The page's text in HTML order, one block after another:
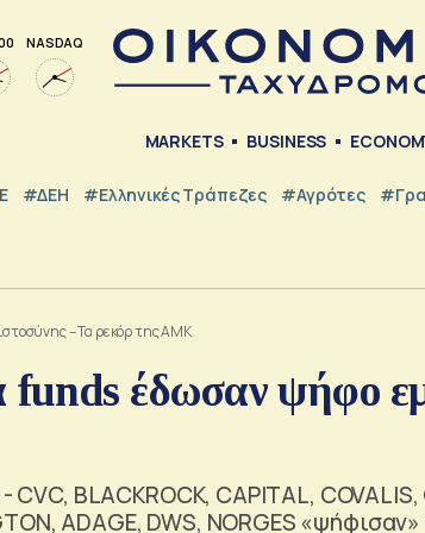
NASDAQ
MARKETS BUSINESS
#ΔΕΗ #ελληνικές Τράπεζες #Αγρότες
– Τα ρεκόρ της ΑΜΚ
έδωσαν ψήφο
BLACKROCK, CAPITAL, COVALIS,
ADAGE, DWS, NORGES